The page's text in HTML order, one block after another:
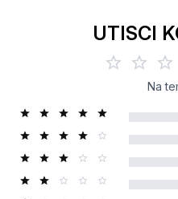
UTISCI
Na